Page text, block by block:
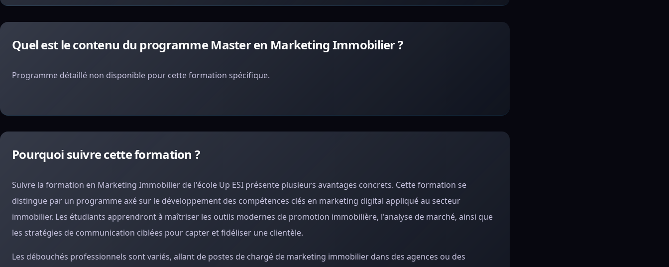
Quel est le contenu du programme Master en Marketing Immobilier ?
Programme détaillé non disponible pour cette formation spécifique.
Pourquoi suivre cette formation ?
Suivre la formation en Marketing Immobilier de l'école Up ESI présente plusieurs avantages concrets. Cette formation se
distingue par un programme axé sur le développement des compétences clés en marketing digital appliqué au secteur
immobilier. Les étudiants apprendront à maîtriser les outils modernes de promotion immobilière, l'analyse de marché, ainsi que
les stratégies de communication ciblées pour capter et fidéliser une clientèle.
Les débouchés professionnels sont variés, allant de postes de chargé de marketing immobilier dans des agences ou des